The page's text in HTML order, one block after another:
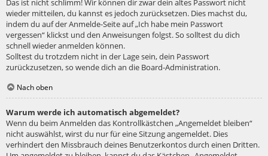
Das ist nicht schlimm! Wir können dir zwar dein altes Passwort nicht
wieder mitteilen, du kannst es jedoch zurücksetzen. Dies machst du,
indem du auf der Anmelde-Seite auf „Ich habe mein Passwort
vergessen“ klickst und den Anweisungen folgst. So solltest du dich
schnell wieder anmelden können.
Solltest du trotzdem nicht in der Lage sein, dein Passwort
zurückzusetzen, so wende dich an die Board-Administration.
Nach oben
Warum werde ich automatisch abgemeldet?
Wenn du beim Anmelden das Kontrollkästchen „Angemeldet bleiben“
nicht auswählst, wirst du nur für eine Sitzung angemeldet. Dies
verhindert den Missbrauch deines Benutzerkontos durch einen Dritten.